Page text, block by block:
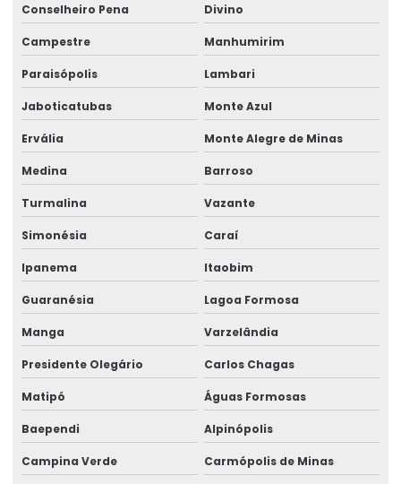
Talha Elétrica Com Trole Incorporado
Talha Elétrica Compacta Para Indústria
Talha elétrica de corrente
Talha Elétrica Fixa Com Monitoramento
Talha Elétrica Industrial
Talha Elétrica Inox Para Movimentação Horizontal
Talha Elétrica Nova
Talha Elétrica Para Indústria Alimentícia
Talha Elétrica Para Indústrias Diversas
Talha Elétrica Para Movimentação De Cargas
Talha elétrica para ponte rolante
Talha Elétrica Resistente A Corrosão Para Indústria
Conselheiro Pena Divino
Campestre Manhumirim
Paraisópolis Lambari
Jaboticatubas Monte Azul
Ervália Monte Alegre de Minas
Medina Barroso
Turmalina Vazante
Simonésia Caraí
Ipanema Itaobim
Guaranésia Lagoa Formosa
Manga Varzelândia
Presidente Olegário Carlos Chagas
Matipó Águas Formosas
Baependi Alpinópolis
Campina Verde Carmópolis de Minas